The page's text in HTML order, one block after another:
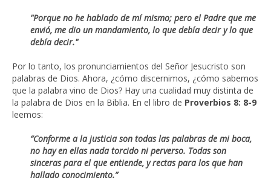
"Porque no he hablado de mí mismo; pero el Padre que me
envió, me dio un mandamiento, lo que debía decir y lo que
debía decir."
Por lo tanto, los pronunciamientos del Señor Jesucristo son
palabras de Dios. Ahora, ¿cómo discernimos, ¿cómo sabemos
que la palabra vino de Dios? Hay una cualidad muy distinta de
la palabra de Dios en la Biblia. En el libro de Proverbios 8: 8-9
leemos:
“Conforme a la justicia son todas las palabras de mi boca,
no hay en ellas nada torcido ni perverso. Todas son
sinceras para el que entiende, y rectas para los que han
hallado conocimiento.”